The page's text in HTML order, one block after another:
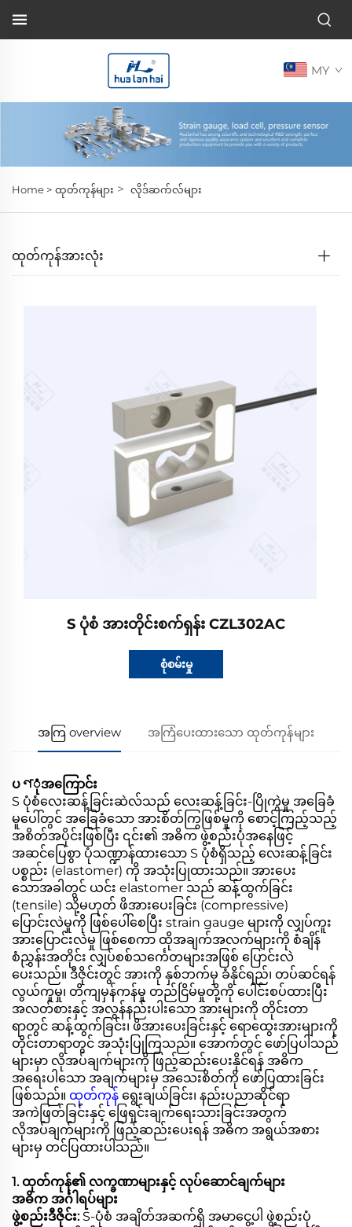
MY
Home > ထုတ်ကုန်များ > လိုဒ်ဆက်လ်များ
ထုတ်ကုန်အားလုံး
S ပုံစံ အားတိုင်းစက်ရှန်း CZL302AC
စုံစမ်းမှု
အကြ overview အကြံပေးထားသော ထုတ်ကုန်များ
ပণုံအကြောင်း
S ပုံစံလေးဆန့်ခြင်းဆဲလ်သည် လေးဆန့်ခြင်း-ပြိုကွဲမှု အခြေခံ
မူပေါ်တွင် အခြေခံသော အားစိတ်ကြွဖြစ်မှုကို စောင့်ကြည့်သည့်
အစိတ်အပိုင်းဖြစ်ပြီး ၎င်း၏ အဓိက ဖွဲ့စည်းပုံအနေဖြင့်
အဆင်ပြေစွာ ပုံသဏ္ဍာန်ထားသော S ပုံစံရှိသည့် လေးဆန့်ခြင်း
ပစ္စည်း (elastomer) ကို အသုံးပြုထားသည်။ အားပေး
သောအခါတွင် ယင်း elastomer သည် ဆန့်ထွက်ခြင်း
(tensile) သို့မဟုတ် ဖိအားပေးခြင်း (compressive)
ပြောင်းလဲမှုကို ဖြစ်ပေါ်စေပြီး strain gauge များကို လျှပ်ကူး
အားပြောင်းလဲမှု ဖြစ်စေကာ ထိုအချက်အလက်များကို စံချိန်
စံညွှန်းအတိုင်း လျှပ်စစ်သင်္ကေတများအဖြစ် ပြောင်းလဲ
ပေးသည်။ ဒီဇိုင်းတွင် အားကို နှစ်ဘက်မှ ခံနိုင်ရည်၊ တပ်ဆင်ရန်
လွယ်ကူမှု၊ တိကျမှန်ကန်မှု တည်ငြိမ်မှုတို့ကို ပေါင်းစပ်ထားပြီး
အလတ်စားနှင့် အလွန်နည်းပါးသော အားများကို တိုင်းတာ
ရာတွင် ဆန့်ထွက်ခြင်း၊ ဖိအားပေးခြင်းနှင့် ရောထွေးအားများကို
တိုင်းတာရာတွင် အသုံးပြုကြသည်။ အောက်တွင် ဖော်ပြပါသည်
များမှာ လိုအပ်ချက်များကို ဖြည့်ဆည်းပေးနိုင်ရန် အဓိက
အရေးပါသော အချက်များမှ အသေးစိတ်ကို ဖော်ပြထားခြင်း
ဖြစ်သည်။ ထုတ်ကုန် ရွေးချယ်ခြင်း၊ နည်းပညာဆိုင်ရာ
အကဲဖြတ်ခြင်းနှင့် ဖြေရှင်းချက်ရေးသားခြင်းအတွက်
လိုအပ်ချက်များကို ဖြည့်ဆည်းပေးရန် အဓိက အရွယ်အစား
များမှ တင်ပြထားပါသည်။
1. ထုတ်ကုန်၏ လက္ခဏာများနှင့် လုပ်ဆောင်ချက်များ
အဓိက အင်္ဂါရပ်များ
ဖွဲ့စည်းဒီဇိုင်း: S-ပုံစံ အချိတ်အဆက်ရှိ အမာငွေ့ပါ ဖွဲ့စည်းပုံ